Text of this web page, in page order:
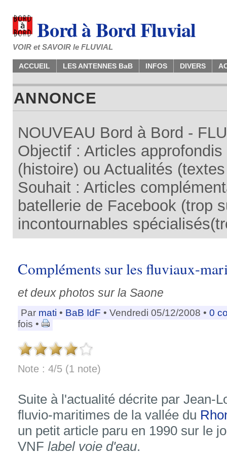
Bord à Bord Fluvial
VOIR et SAVOIR le FLUVIAL
ACCUEIL LES ANTENNES BaB INFOS DIVERS
ANNONCE
NOUVEAU Bord à Bord -
Objectif : Articles
(histoire) ou Actualités
Souhait : Articles
batellerie de Facebook (trop
incontournables
Compléments sur les fluviaux-
et deux photos sur la Saone
Par mati • BaB IdF • Vendredi 05/12/2008 • 0
fois •
Note : 4/5 (1 note)
Suite à l'actualité décrite par Jean-
fluvio-maritimes de la vallée du
un petit article paru en 1990 sur le
VNF label voie d'eau.